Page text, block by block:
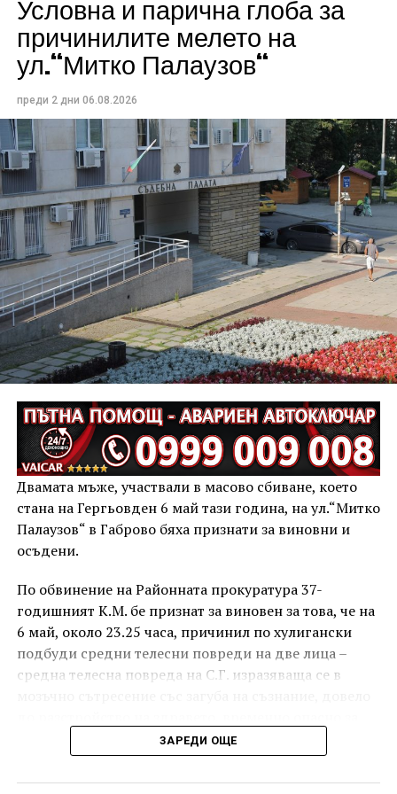
Условна и парична глоба за
причинилите мелето на
ул.“Митко Палаузов“
преди 2 дни 06.08.2026
Двамата мъже, участвали в масово сбиване, което
стана на Гергьовден 6 май тази година, на ул.“Митко
Палаузов“ в Габрово бяха признати за виновни и
осъдени.
По обвинение на Районната прокуратура 37-
годишният К.М. бе признат за виновен за това, че на
6 май, около 23.25 часа, причинил по хулигански
подбуди средни телесни повреди на две лица –
средна телесна повреда на С.Г. изразяваща се в
живота, и лека телесна повреда на Х.С., която бе с
порезна рана на петия пръст на дясната ръка,
довела до разстройство на здравето, неопасно за
ЗАРЕДИ ОЩЕ